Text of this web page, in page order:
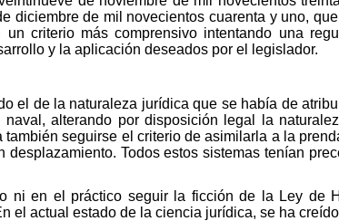
diciembre de mil novecientos cuarenta y uno,
criterio más comprensivo intentando una
y la aplicación deseados por el legislador.
el de la naturaleza jurídica que se había de
alterando por disposición legal la
seguirse el criterio de asimilarla a la
Todos estos sistemas tenían
ni en el práctico seguir la ficción de la Ley de
el actual estado de la ciencia jurídica, se ha